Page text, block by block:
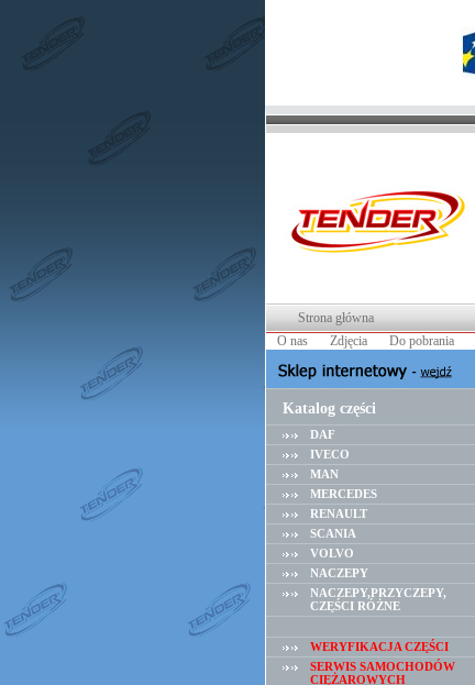
Strona główna
O nas
Zdjęcia Do pobrania
Katalog części
DAF
IVECO
MAN
MERCEDES
RENAULT
SCANIA
VOLVO
NACZEPY
NACZEPY,PRZYCZEPY,
CZĘŚCI RÓŻNE
WERYFIKACJA CZĘŚCI
SERWIS SAMOCHODÓW
CIĘŻAROWYCH